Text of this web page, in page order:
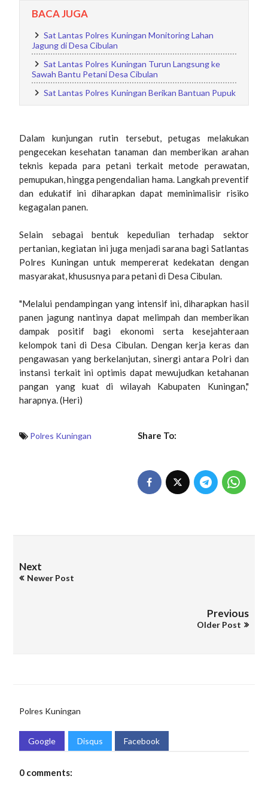
BACA JUGA
Sat Lantas Polres Kuningan Monitoring Lahan
Jagung di Desa Cibulan
Sat Lantas Polres Kuningan Turun Langsung ke
Sawah Bantu Petani Desa Cibulan
Sat Lantas Polres Kuningan Berikan Bantuan Pupuk
​Dalam kunjungan rutin tersebut, petugas melakukan
pengecekan kesehatan tanaman dan memberikan arahan
teknis kepada para petani terkait metode perawatan,
pemupukan, hingga pengendalian hama. Langkah preventif
dan edukatif ini diharapkan dapat meminimalisir risiko
kegagalan panen.
​Selain sebagai bentuk kepedulian terhadap sektor
pertanian, kegiatan ini juga menjadi sarana bagi Satlantas
Polres Kuningan untuk mempererat kedekatan dengan
masyarakat, khususnya para petani di Desa Cibulan.
"​Melalui pendampingan yang intensif ini, diharapkan hasil
panen jagung nantinya dapat melimpah dan memberikan
dampak positif bagi ekonomi serta kesejahteraan
kelompok tani di Desa Cibulan. Dengan kerja keras dan
pengawasan yang berkelanjutan, sinergi antara Polri dan
instansi terkait ini optimis dapat mewujudkan ketahanan
pangan yang kuat di wilayah Kabupaten Kuningan,"
harapnya. (Heri)
Polres Kuningan Share To:
Next
Newer Post
Previous
Older Post
Polres Kuningan
Google Disqus Facebook
0 comments: